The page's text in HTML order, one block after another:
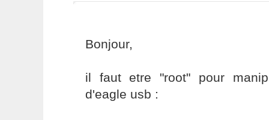
Bonjour,
il faut etre "root" pour
d'eagle usb :